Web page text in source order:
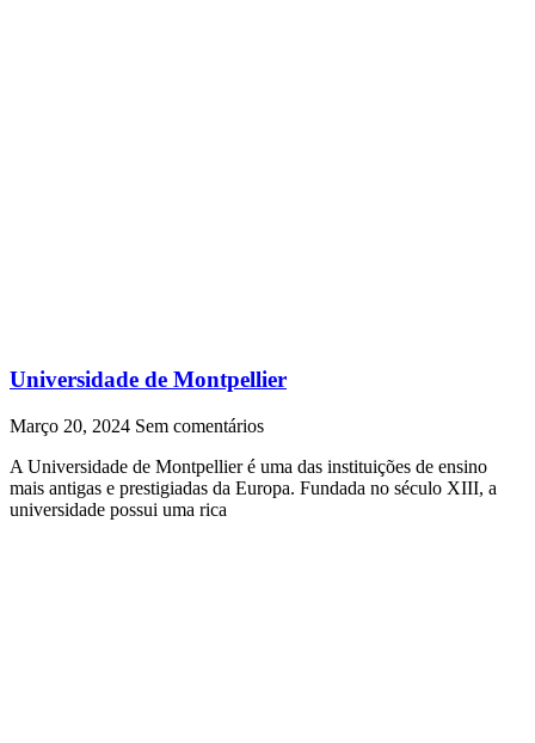
Universidade de Montpellier
Março 20, 2024 Sem comentários
A Universidade de Montpellier é uma das instituições de ensino
mais antigas e prestigiadas da Europa. Fundada no século XIII, a
universidade possui uma rica